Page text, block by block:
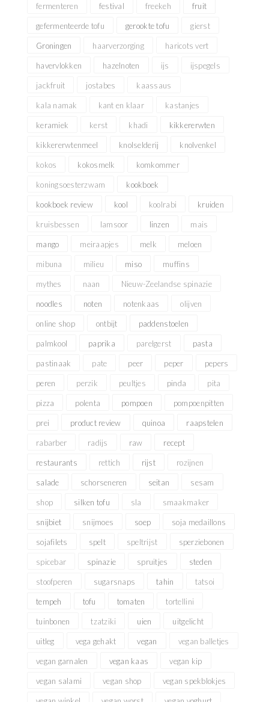
fermenteren festival freekeh fruit
gefermenteerde tofu gerookte tofu gierst
Groningen haarverzorging haricots vert
havervlokken hazelnoten ijs ijspegels
jackfruit jostabes kaassaus
kala namak kant en klaar kastanjes
keramiek kerst khadi kikkererwten
kikkererwtenmeel knolselderij knolvenkel
kokos kokosmelk komkommer
koningsoesterzwam kookboek
kookboek review kool koolrabi kruiden
kruisbessen lamsoor linzen mais
mango meiraapjes melk meloen
mibuna milieu miso muffins
mythes naan Nieuw-Zeelandse spinazie
noodles noten notenkaas olijven
online shop ontbijt paddenstoelen
palmkool paprika parelgerst pasta
pastinaak pate peer peper pepers
peren perzik peultjes pinda pita
pizza polenta pompoen pompoenpitten
prei product review quinoa raapstelen
rabarber radijs raw recept
restaurants rettich rijst rozijnen
salade schorseneren seitan sesam
shop silken tofu sla smaakmaker
snijbiet snijmoes soep soja medaillons
sojafilets spelt speltrijst sperziebonen
spicebar spinazie spruitjes steden
stoofperen sugarsnaps tahin tatsoi
tempeh tofu tomaten tortellini
tuinbonen tzatziki uien uitgelicht
uitleg vega gehakt vegan vegan balletjes
vegan garnalen vegan kaas vegan kip
vegan salami vegan shop vegan spekblokjes